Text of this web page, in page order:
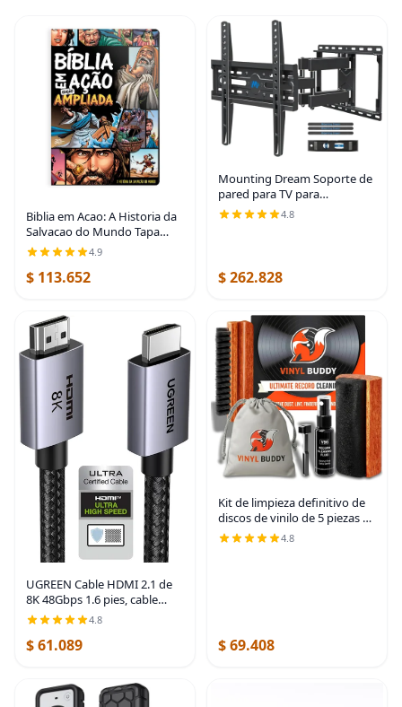
Biblia em Acao: A Historia da
Salvacao do Mundo Tapa
dura
4.9
$ 113.652
Mounting Dream Soporte de
pared para TV para
televisores de 32 a 65
pulgadas, montaje con giro e
4.8
$ 262.828
UGREEN Cable HDMI 2.1 de
8K 48Gbps 1.6 pies, cable
HDMI de alta velocidad
certificado de aluminio, 4K
@240Hz 120Hz 10K 8K
4.8
$ 61.089
Kit de limpieza definitivo de
discos de vinilo de 5 piezas |
Incluye: limpiador de discos -
Cepillo de terciopelo,
4.8
$ 69.408